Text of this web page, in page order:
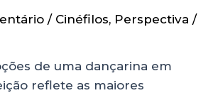
/ Cinéfilos, Perspectiva /
de uma dançarina em
reflete as maiores